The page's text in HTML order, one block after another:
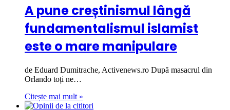
A pune creștinismul lângă
fundamentalismul islamist
este o mare manipulare
de Eduard Dumitrache, Activenews.ro După masacrul din
Orlando toți ne…
Citește mai mult »